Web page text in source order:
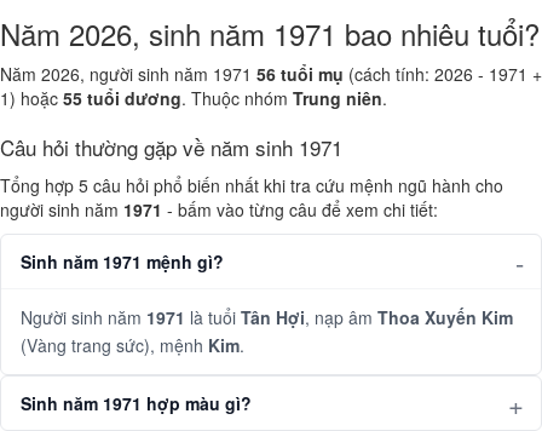
Năm 2026, sinh năm 1971 bao nhiêu tuổi?
Năm 2026, người sinh năm 1971 56 tuổi mụ (cách tính: 2026 - 1971 +
1) hoặc 55 tuổi dương. Thuộc nhóm Trung niên.
Câu hỏi thường gặp về năm sinh 1971
Tổng hợp 5 câu hỏi phổ biến nhất khi tra cứu mệnh ngũ hành cho
người sinh năm 1971 - bấm vào từng câu để xem chi tiết:
Sinh năm 1971 mệnh gì?
Người sinh năm 1971 là tuổi Tân Hợi, nạp âm Thoa Xuyến Kim
(Vàng trang sức), mệnh Kim.
Sinh năm 1971 hợp màu gì?